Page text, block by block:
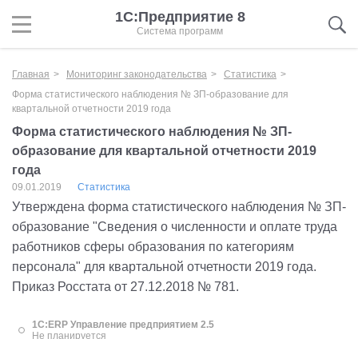
1С:Предприятие 8
Система программ
Главная Мониторинг законодательства
Статистика
Форма статистического наблюдения № ЗП-образование для
квартальной отчетности 2019 года
Форма статистического наблюдения № ЗП-
образование для квартальной отчетности 2019
года
09.01.2019 Статистика
Утверждена форма статистического наблюдения № ЗП-
образование "Сведения о численности и оплате труда
работников сферы образования по категориям
персонала" для квартальной отчетности 2019 года.
Приказ Росстата от 27.12.2018 № 781.
1С:ERP Управление предприятием 2.5
Не планируется